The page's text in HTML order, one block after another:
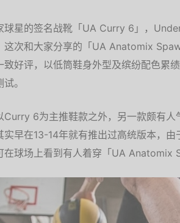
球星的签名战靴「UA Curry 6」，
这次和大家分享的「UA Anatomix
致好评，以低筒鞋身外型及缤纷配色累
。
Curry 6为主推鞋款之外，另一款颇有
实早在13-14年就有推出过高统版本，
在球场上看到有人着穿「UA Anatomix